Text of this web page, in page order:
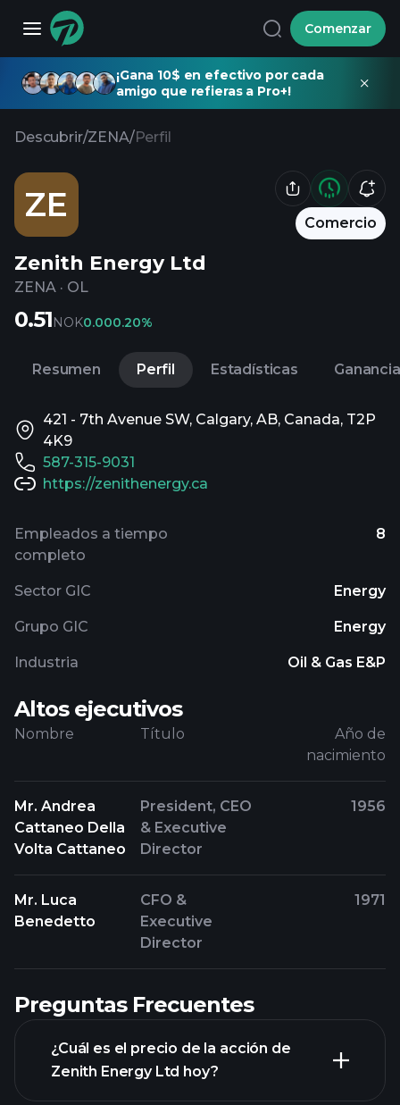
Comenzar
¡Gana 10$ en efectivo por cada
amigo que refieras a Pro+!
Descubrir/ZENA/Perfil
ZE Comercio
Zenith Energy Ltd
ZENA · OL
0.51NOK0.000.20%
Resumen Perfil Estadísticas
421 - 7th Avenue SW, Calgary, AB, Canada, T2P
4K9
587-315-9031
https://zenithenergy.ca
Empleados a tiempo
completo
8
Sector GIC Energy
Grupo GIC Energy
Industria Oil & Gas E&P
Altos ejecutivos
Nombre Título
Año de
nacimiento
Mr. Andrea
Cattaneo Della
Volta Cattaneo
President, CEO
& Executive
Director
1956
Mr. Luca
Benedetto
CFO &
Executive
Director
1971
Preguntas Frecuentes
¿Cuál es el precio de la acción de
Zenith Energy Ltd hoy?